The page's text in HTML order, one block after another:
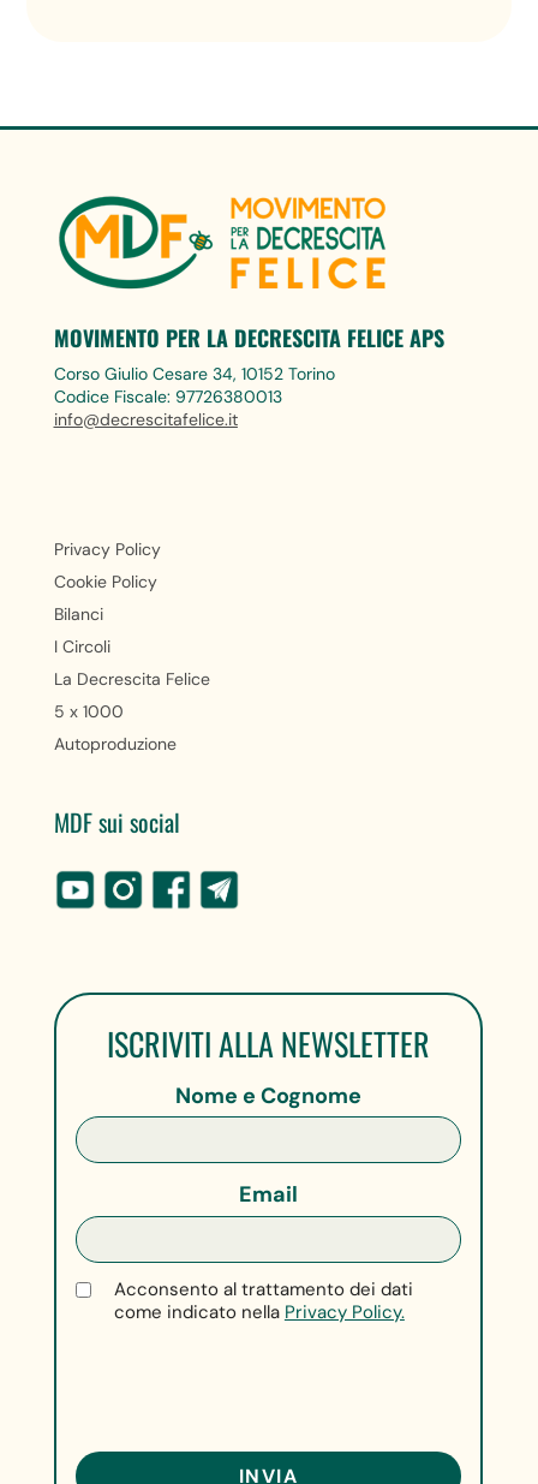
MOVIMENTO PER LA DECRESCITA FELICE APS
Corso Giulio Cesare 34, 10152 Torino
Codice Fiscale: 97726380013
info@decrescitafelice.it
Privacy Policy
Cookie Policy
Bilanci
I Circoli
La Decrescita Felice
5 x 1000
Autoproduzione
MDF sui social
ISCRIVITI ALLA NEWSLETTER
Nome e Cognome
Email
Acconsento al trattamento dei dati
come indicato nella Privacy Policy.